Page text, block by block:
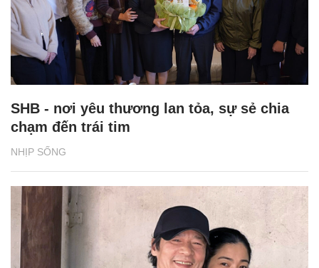
NHỊP SỐNG
SHB - nơi yêu thương lan tỏa, sự sẻ chia
chạm đến trái tim